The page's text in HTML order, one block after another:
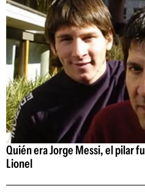
Quién era Jorge Messi, el pilar
Lionel